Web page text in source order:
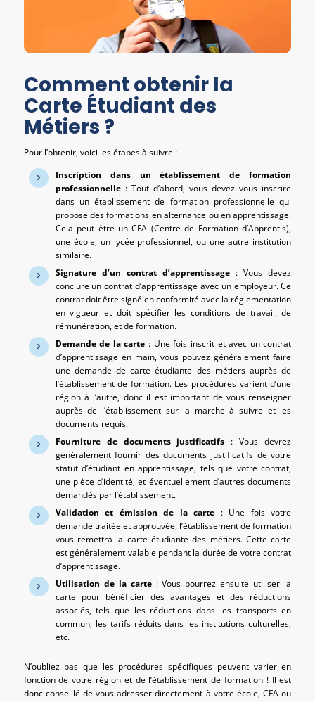
Comment obtenir la
Carte Étudiant des
Métiers ?
Pour l’obtenir, voici les étapes à suivre :
Inscription dans un établissement de formation
professionnelle: Tout d’abord, vous devez vous inscrire
dans un établissement de formation professionnelle qui
propose des formations en alternance ou en apprentissage.
Cela peut être un CFA (Centre de Formation d’Apprentis),
une école, un lycée professionnel, ou une autre institution
similaire.
Signature d’un contrat d’apprentissage : Vous devez
conclure un contrat d’apprentissage avec un employeur. Ce
contrat doit être signé en conformité avec la réglementation
en vigueur et doit spécifier les conditions de travail, de
rémunération, et de formation.
Demande de la carte : Une fois inscrit et avec un contrat
d’apprentissage en main, vous pouvez généralement faire
une demande de carte étudiante des métiers auprès de
l’établissement de formation. Les procédures varient d’une
région à l’autre, donc il est important de vous renseigner
auprès de l’établissement sur la marche à suivre et les
documents requis.
Fourniture de documents justificatifs : Vous devrez
généralement fournir des documents justificatifs de votre
statut d’étudiant en apprentissage, tels que votre contrat,
une pièce d’identité, et éventuellement d’autres documents
demandés par l’établissement.
Validation et émission de la carte : Une fois votre
demande traitée et approuvée, l’établissement de formation
vous remettra la carte étudiante des métiers. Cette carte
est généralement valable pendant la durée de votre contrat
d’apprentissage.
Utilisation de la carte: Vous pourrez ensuite utiliser la
carte pour bénéficier des avantages et des réductions
associés, tels que les réductions dans les transports en
commun, les tarifs réduits dans les institutions culturelles,
etc.
N’oubliez pas que les procédures spécifiques peuvent varier en
fonction de votre région et de l’établissement de formation ! Il est
donc conseillé de vous adresser directement à votre école, CFA ou